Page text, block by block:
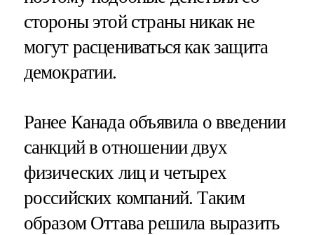
стороны этой страны никак не
могут расцениваться как защита
демократии.
Ранее Канада объявила о введении
санкций в отношении двух
физических лиц и четырех
российских компаний. Таким
образом Оттава решила выразить